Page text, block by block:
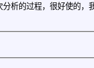
析的过程，很好使的，